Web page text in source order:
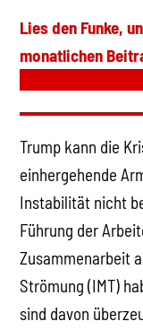
Lies den Funke,
monatlichen
Trump kann die
einhergehende
Instabilität nicht
Führung der
Zusammenarbeit
Strömung (IMT)
sind davon